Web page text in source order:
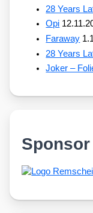
28 Years
Opi
Faraway
28 Years
Joker –
Sponsor